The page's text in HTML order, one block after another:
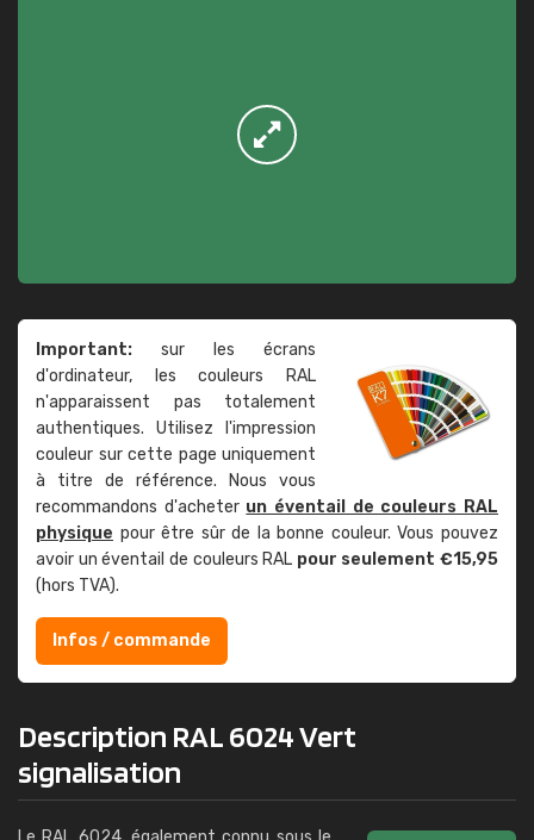
Important: sur les écrans
d'ordinateur, les couleurs RAL
n'apparaissent pas totalement
authentiques. Utilisez l'impression
couleur sur cette page uniquement
à titre de référence. Nous vous
recommandons d'acheter un éventail de couleurs RAL
physique pour être sûr de la bonne couleur. Vous pouvez
avoir un éventail de couleurs RAL pour seulement €15,95
(hors TVA).
Infos / commande
Description RAL 6024 Vert
signalisation